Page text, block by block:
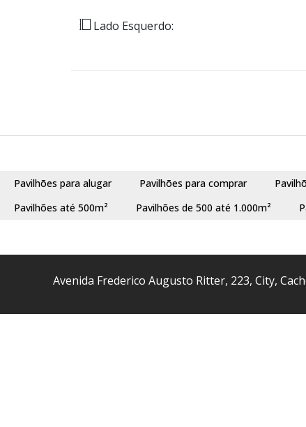
Lado Esquerdo:
Pavilhões para alugar Pavilhões para comprar
Pavilhões até 500m²
Pavilhões de 500 até 1.000m²
Avenida Frederico Augusto Ritter, 223, City,